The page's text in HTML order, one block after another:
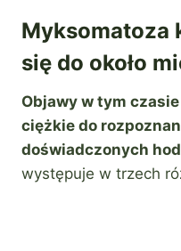
Myksomatoza
się do około
Objawy w tym
ciężkie do
doświadczonych
występuje w trzech